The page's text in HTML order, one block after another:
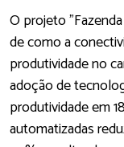
O projeto
de como a
produtividade no
adoção de
produtividade em
automatizadas